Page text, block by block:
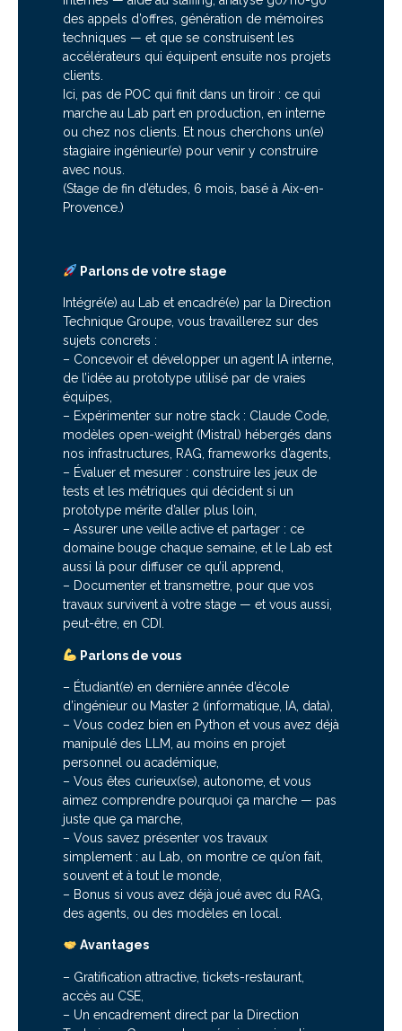
des appels d’offres, génération de mémoires
techniques — et que se construisent les
accélérateurs qui équipent ensuite nos projets
clients.
Ici, pas de POC qui finit dans un tiroir : ce qui
marche au Lab part en production, en interne
ou chez nos clients. Et nous cherchons un(e)
stagiaire ingénieur(e) pour venir y construire
avec nous.
(Stage de fin d’études, 6 mois, basé à Aix-en-
Provence.)
Parlons de votre stage
Intégré(e) au Lab et encadré(e) par la Direction
Technique Groupe, vous travaillerez sur des
sujets concrets :
– Concevoir et développer un agent IA interne,
de l’idée au prototype utilisé par de vraies
équipes,
– Expérimenter sur notre stack : Claude Code,
modèles open-weight (Mistral) hébergés dans
nos infrastructures, RAG, frameworks d’agents,
– Évaluer et mesurer : construire les jeux de
tests et les métriques qui décident si un
prototype mérite d’aller plus loin,
– Assurer une veille active et partager : ce
domaine bouge chaque semaine, et le Lab est
aussi là pour diffuser ce qu’il apprend,
– Documenter et transmettre, pour que vos
travaux survivent à votre stage — et vous aussi,
peut-être, en CDI.
Parlons de vous
– Étudiant(e) en dernière année d’école
d’ingénieur ou Master 2 (informatique, IA, data),
– Vous codez bien en Python et vous avez déjà
manipulé des LLM, au moins en projet
personnel ou académique,
– Vous êtes curieux(se), autonome, et vous
aimez comprendre pourquoi ça marche — pas
juste que ça marche,
– Vous savez présenter vos travaux
simplement : au Lab, on montre ce qu’on fait,
souvent et à tout le monde,
– Bonus si vous avez déjà joué avec du RAG,
des agents, ou des modèles en local.
Avantages
– Gratification attractive, tickets-restaurant,
accès au CSE,
– Un encadrement direct par la Direction